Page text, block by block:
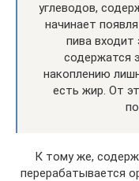
углеводов,
начинает
пива входит
содержатся
накоплению
есть жир. От
К тому же,
перерабатывается